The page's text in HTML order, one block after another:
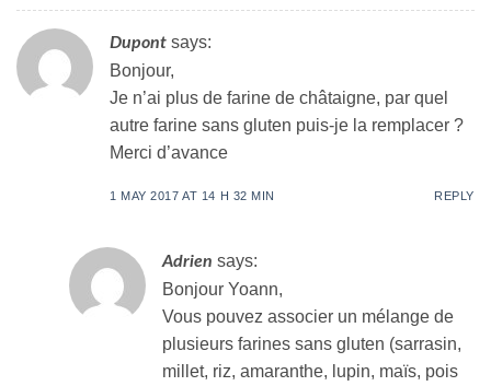
Dupont says:
Bonjour,
Je n’ai plus de farine de châtaigne, par quel
autre farine sans gluten puis-je la remplacer ?
Merci d’avance
1 MAY 2017 AT 14 H 32 MIN REPLY
Adrien says:
Bonjour Yoann,
Vous pouvez associer un mélange de
plusieurs farines sans gluten (sarrasin,
millet, riz, amaranthe, lupin, maïs, pois